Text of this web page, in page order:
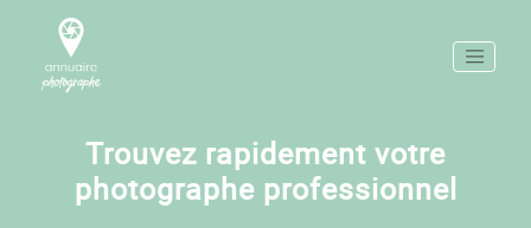
Trouvez rapidement votre
photographe professionnel